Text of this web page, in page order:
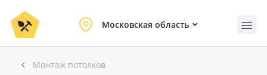
Московская область
Монтаж потолков